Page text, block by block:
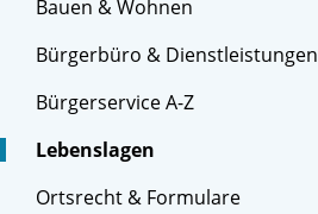
Bauen & Wohnen
Bürgerbüro & Dienstleistungen
Bürgerservice A-Z
Lebenslagen
Ortsrecht & Formulare